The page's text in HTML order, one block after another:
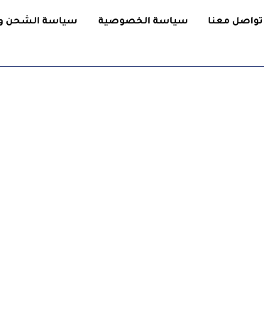
تواصل معنا سياسة الخصوصية سياسة الشحن